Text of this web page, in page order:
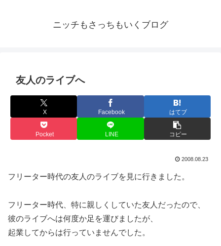
ニッチもさっちもいくブログ
友人のライブへ
X Facebook はてブ
Pocket LINE コピー
2008.08.23
フリーター時代の友人のライブを見に行きました。
フリーター時代、特に親しくしていた友人だったので、
彼のライブへは何度か足を運びましたが、
起業してからは行っていませんでした。